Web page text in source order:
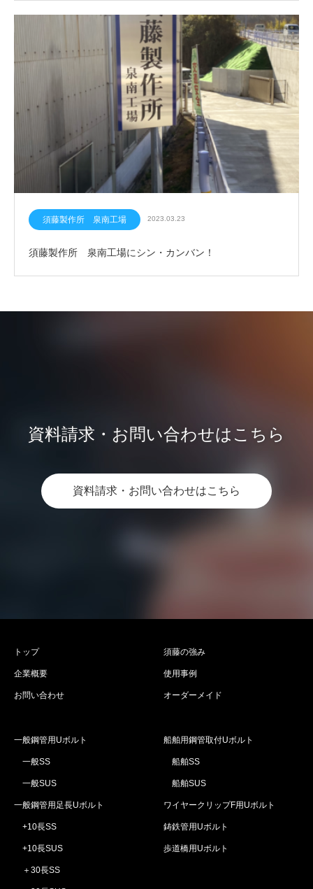
須藤製作所 泉南工場 2023.03.23
須藤製作所 泉南工場にシン・カンバン！
資料請求・お問い合わせはこちら
資料請求・お問い合わせはこちら
トップ
企業概要
お問い合わせ
須藤の強み
使用事例
オーダーメイド
一般鋼管用Uボルト
一般SS
一般SUS
一般鋼管用足長Uボルト
+10長SS
+10長SUS
＋30長SS
船舶用鋼管取付Uボルト
船舶SS
船舶SUS
ワイヤークリップF用Uボルト
鋳鉄管用Uボルト
歩道橋用Uボルト